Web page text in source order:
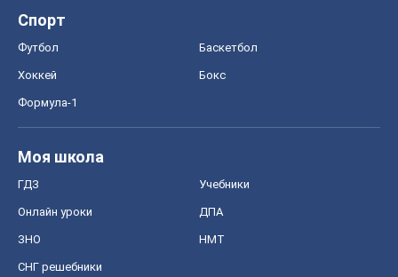
Спорт
Футбол Баскетбол
Хоккей Бокс
Формула-1
Моя школа
ГДЗ Учебники
Онлайн уроки ДПА
ЗНО НМТ
СНГ решебники